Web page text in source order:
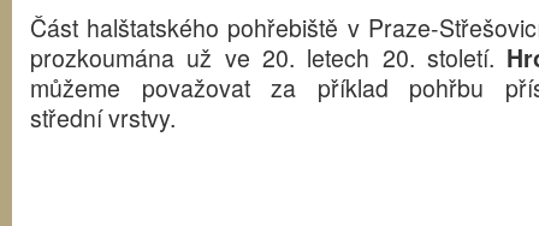
Část halštatského pohřebiště v Praze-
prozkoumána už ve 20. letech 20. století.
můžeme považovat za příklad pohřbu
střední vrstvy.